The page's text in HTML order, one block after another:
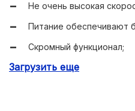
Не очень высокая
Питание обеспечивают
Скромный функционал;
Некоторым размеры
Загрузить еще